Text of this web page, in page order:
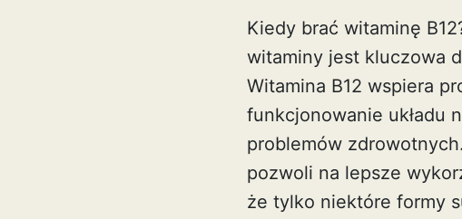
Kiedy brać witaminę
witaminy jest kluczowa
Witamina B12 wspiera
funkcjonowanie układu
problemów
pozwoli na lepsze
że tylko niektóre formy